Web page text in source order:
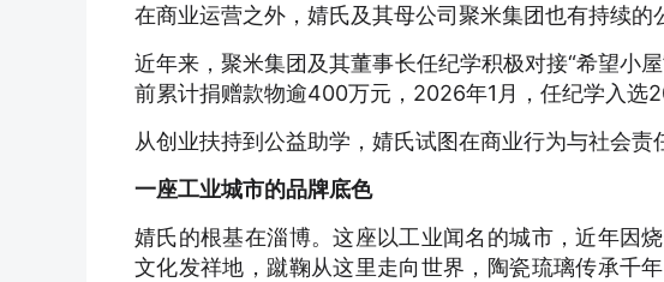
在商业运营之外，婧氏及其母公司聚米集团也有持续的
近年来，聚米集团及其董事长任纪学积极对接“希望小
前累计捐赠款物逾400万元，2026年1月，任纪学入选
从创业扶持到公益助学，婧氏试图在商业行为与社会责
一座工业城市的品牌底色
婧氏的根基在淄博。这座以工业闻名的城市，近年因
文化发祥地，蹴鞠从这里走向世界，陶瓷琉璃传承千